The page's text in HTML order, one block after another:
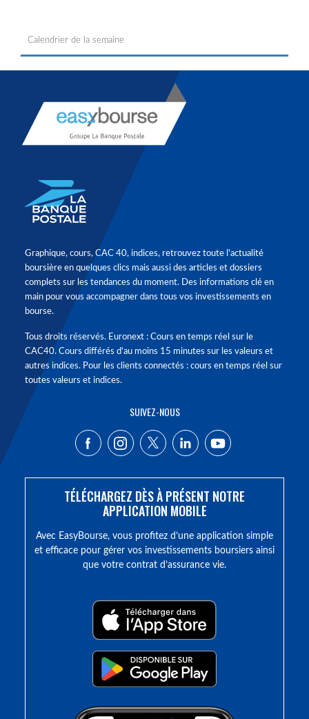
Calendrier de la semaine
Graphique, cours, CAC 40, indices, retrouvez toute l'actualité
boursière en quelques clics mais aussi des articles et dossiers
complets sur les tendances du moment. Des informations clé en
main pour vous accompagner dans tous vos investissements en
bourse.
Tous droits réservés. Euronext : Cours en temps réel sur le
CAC40. Cours différés d'au moins 15 minutes sur les valeurs et
autres indices. Pour les clients connectés : cours en temps réel sur
toutes valeurs et indices.
SUIVEZ-NOUS
TÉLÉCHARGEZ DÈS À PRÉSENT NOTRE
APPLICATION MOBILE
Avec EasyBourse, vous profitez d’une application simple
et efficace pour gérer vos investissements boursiers ainsi
que votre contrat d’assurance vie.